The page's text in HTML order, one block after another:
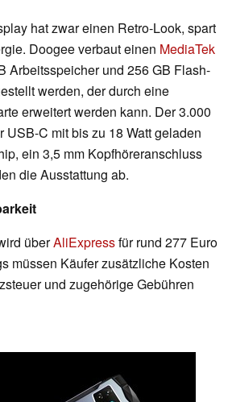
hat zwar einen Retro-Look, spart
Doogee verbaut einen MediaTek
Arbeitsspeicher und 256 GB Flash-
werden, der durch eine
erweitert werden kann. Der 3.000
USB-C mit bis zu 18 Watt geladen
ein 3,5 mm Kopfhöreranschluss
die Ausstattung ab.
überAliExpressfür rund 277 Euro
müssen Käufer zusätzliche Kosten
und zugehörige Gebühren